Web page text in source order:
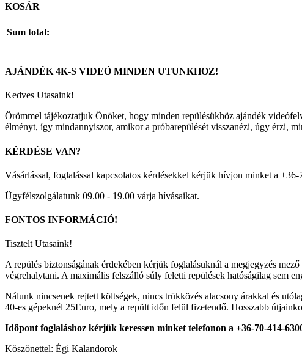
KOSÁR
Sum total:
AJÁNDÉK 4K-S VIDEÓ MINDEN UTUNKHOZ!
Kedves Utasaink!
Örömmel tájékoztatjuk Önöket, hogy minden repülésükhöz ajándék
élményt, így mindannyiszor, amikor a próbarepülését visszanézi, úgy érzi,
KÉRDÉSE VAN?
Vásárlással, foglalással kapcsolatos kérdésekkel kérjük hívjon minket a +36-
Ügyfélszolgálatunk 09.00 - 19.00 várja hívásaikat.
FONTOS INFORMÁCIÓ!
Tisztelt Utasaink!
A repülés biztonságának érdekében kérjük foglalásuknál a megjegyzés
végrehalytani. A maximális felszálló súly feletti repülések hatóságilag sem
Nálunk nincsenek rejtett költségek, nincs trükközés alacsony árakkal és
40-es gépeknél 25Euro, mely a repült időn felül fizetendő. Hosszabb
Időpont foglaláshoz kérjük keressen minket telefonon a +36-70-414-
Köszönettel: Égi Kalandorok